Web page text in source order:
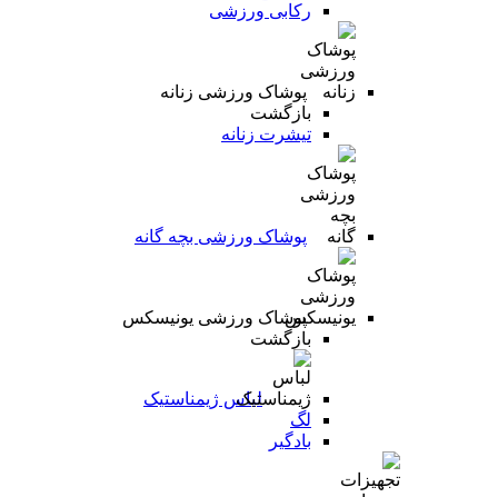
رکابی ورزشی
پوشاک ورزشی زنانه
بازگشت
تیشرت زنانه
پوشاک ورزشی بچه گانه
پوشاک ورزشی یونیسکس
بازگشت
لباس ژیمناستیک
لگ
بادگیر